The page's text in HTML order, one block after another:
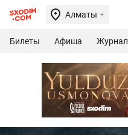
Алматы
Билеты Афиша Журнал